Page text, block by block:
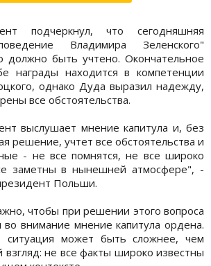
подчеркнул, что сегодняшняя
Владимира Зеленского"
должно быть учтено. Окончательное
награды находится в компетенции
однако Дуда выразил надежду,
все обстоятельства.
выслушает мнение капитула и, без
решение, учтет все обстоятельства и
- не все помнятся, не все широко
заметны в нынешней атмосфере", -
Польши.
чтобы при решении этого вопроса
во внимание мнение капитула ордена.
может быть сложнее, чем
взгляд: не все факты широко известны